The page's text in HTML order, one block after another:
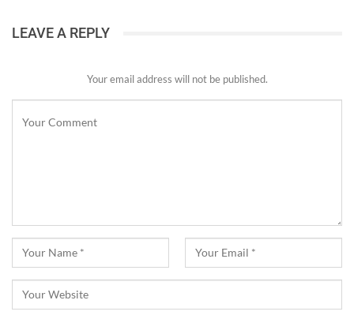
LEAVE A REPLY
Your email address will not be published.